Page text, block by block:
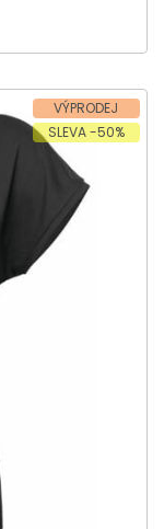
VÝPRODEJ
SLEVA -50%